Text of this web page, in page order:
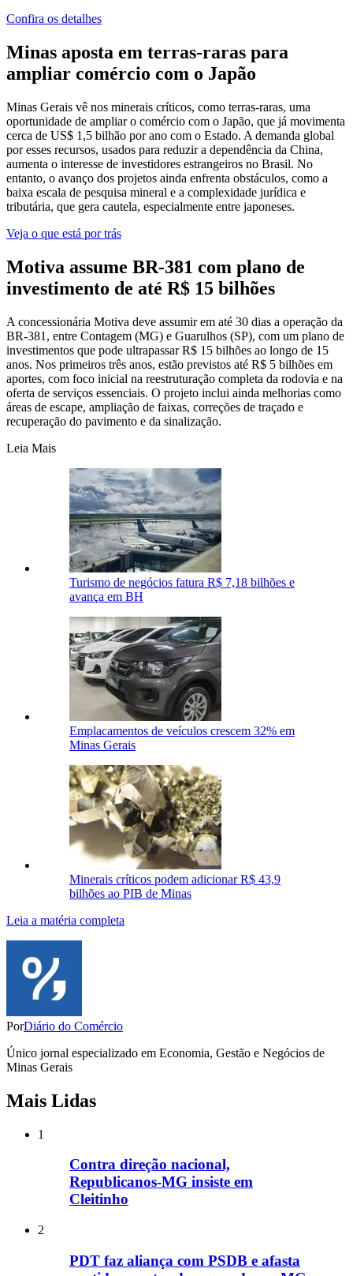
Confira os detalhes
Minas aposta em terras-raras para
ampliar comércio com o Japão
Minas Gerais vê nos minerais críticos, como terras-raras, uma
oportunidade de ampliar o comércio com o Japão, que já movimenta
cerca de US$ 1,5 bilhão por ano com o Estado. A demanda global
por esses recursos, usados para reduzir a dependência da China,
aumenta o interesse de investidores estrangeiros no Brasil. No
entanto, o avanço dos projetos ainda enfrenta obstáculos, como a
baixa escala de pesquisa mineral e a complexidade jurídica e
tributária, que gera cautela, especialmente entre japoneses.
Veja o que está por trás
Motiva assume BR-381 com plano de
investimento de até R$ 15 bilhões
A concessionária Motiva deve assumir em até 30 dias a operação da
BR-381, entre Contagem (MG) e Guarulhos (SP), com um plano de
investimentos que pode ultrapassar R$ 15 bilhões ao longo de 15
anos. Nos primeiros três anos, estão previstos até R$ 5 bilhões em
aportes, com foco inicial na reestruturação completa da rodovia e na
oferta de serviços essenciais. O projeto inclui ainda melhorias como
áreas de escape, ampliação de faixas, correções de traçado e
recuperação do pavimento e da sinalização.
Leia Mais
Turismo de negócios fatura R$ 7,18 bilhões e
avança em BH
Emplacamentos de veículos crescem 32% em
Minas Gerais
Minerais críticos podem adicionar R$ 43,9
bilhões ao PIB de Minas
Leia a matéria completa
PorDiário do Comércio
Único jornal especializado em Economia, Gestão e Negócios de
Minas Gerais
Mais Lidas
1
Contra direção nacional,
Republicanos-MG insiste em
Cleitinho
2
PDT faz aliança com PSDB e afasta